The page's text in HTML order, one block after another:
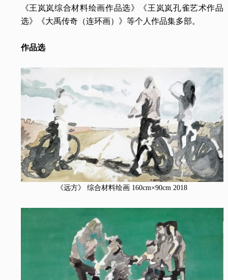
《王岚岚综合材料绘画作品选》《王岚岚孔雀艺术作品
选》《大禹传奇（连环画）》等个人作品集多部。
作品选
《远方》 综合材料绘画 160cm×90cm 2018